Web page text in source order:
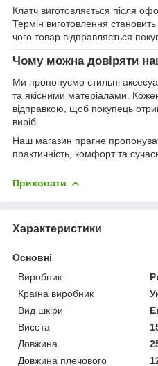
Клатч виготовляється після
Термін виготовлення становить
чого товар відправляється
Чому можна довіряти
Ми пропонуємо стильні
та якісними матеріалами.
відправкою, щоб покупець
виріб.
Наш магазин прагне
практичність, комфорт та
Приховати
Характеристики
Основні
Виробник
Країна виробник
Вид шкіри
Висота
Довжина
Довжина плечового